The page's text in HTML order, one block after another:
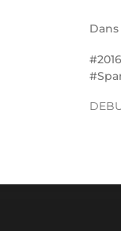
Dans
2016